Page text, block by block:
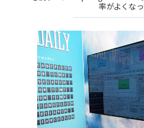
率がよくな